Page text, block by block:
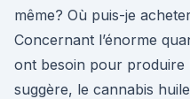
même? Où puis-je
Concernant l’énorme
ont besoin pour produire
suggère, le cannabis